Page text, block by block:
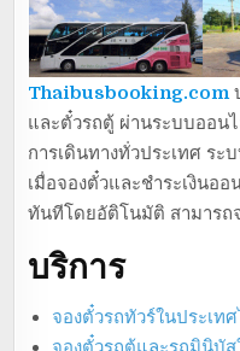
Thaibusbooking.com
และตั๋วรถตู้ ผ่านระบบออน
การเดินทางทั่วประเทศ ร
เมื่อจองตั๋วและชำระเงินอ
ทันทีโดยอัติโนมัติ สามารถ
บริการ
จองตั๋วรถทัวร์ในประเท